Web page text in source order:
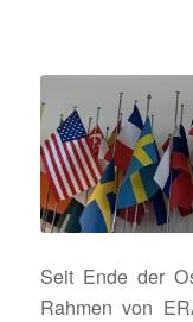
Seit Ende der
Rahmen von